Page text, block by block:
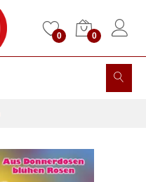
0 0